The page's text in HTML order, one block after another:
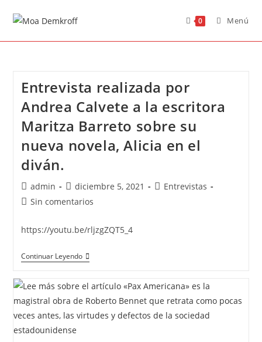
0 Menú
Entrevista realizada por
Andrea Calvete a la escritora
Maritza Barreto sobre su
nueva novela, Alicia en el
diván.
admin diciembre 5, 2021
Entrevistas
Sin comentarios
https://youtu.be/rljzgZQT5_4
Continuar Leyendo